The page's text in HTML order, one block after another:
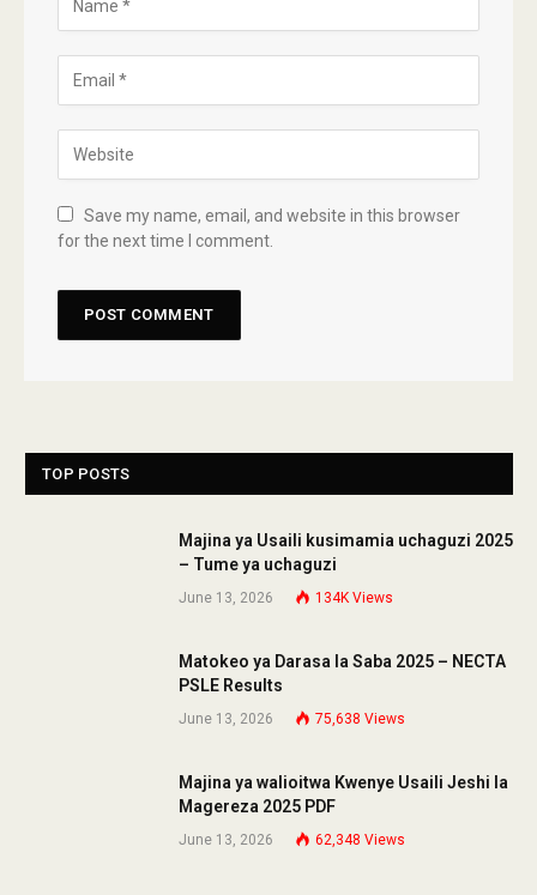
Save my name, email, and website in this browser
for the next time I comment.
TOP POSTS
Majina ya Usaili kusimamia uchaguzi 2025
– Tume ya uchaguzi
June 13, 2026 134K Views
Matokeo ya Darasa la Saba 2025 – NECTA
PSLE Results
June 13, 2026 75,638 Views
Majina ya walioitwa Kwenye Usaili Jeshi la
Magereza 2025 PDF
June 13, 2026 62,348 Views